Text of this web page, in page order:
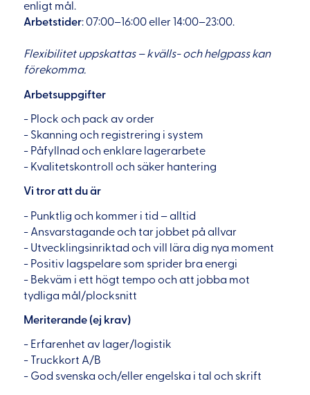
enligt mål.
Arbetstider: 07:00–16:00 eller 14:00–23:00.
Flexibilitet uppskattas – kvälls- och helgpass kan
förekomma.
Arbetsuppgifter
- Plock och pack av order
- Skanning och registrering i system
- Påfyllnad och enklare lagerarbete
- Kvalitetskontroll och säker hantering
Vi tror att du är
- Punktlig och kommer i tid – alltid
- Ansvarstagande och tar jobbet på allvar
- Utvecklingsinriktad och vill lära dig nya moment
- Positiv lagspelare som sprider bra energi
- Bekväm i ett högt tempo och att jobba mot
tydliga mål/plocksnitt
Meriterande (ej krav)
- Erfarenhet av lager/logistik
- Truckkort A/B
- God svenska och/eller engelska i tal och skrift